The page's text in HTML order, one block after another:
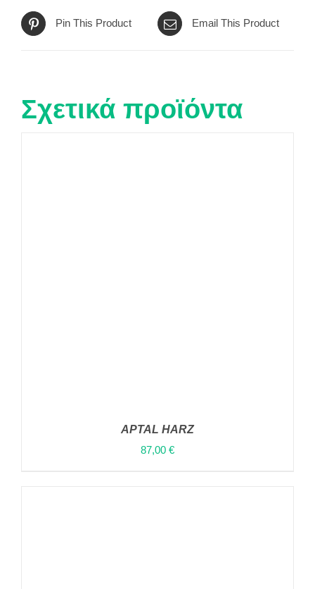
Pin This Product Email This Product
Σχετικά προϊόντα
APTAL HARZ
87,00 €